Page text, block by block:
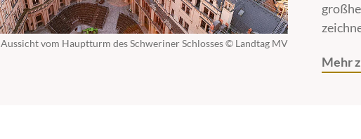
Aussicht vom Hauptturm des Schweriner Schlosses © Landtag MV
Mehr